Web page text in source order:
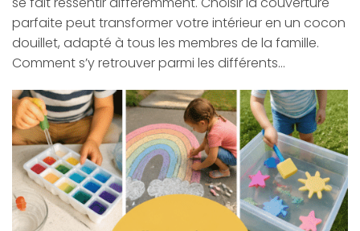
parfaite peut transformer votre intérieur en un cocon
douillet, adapté à tous les membres de la famille.
Comment s’y retrouver parmi les différents…